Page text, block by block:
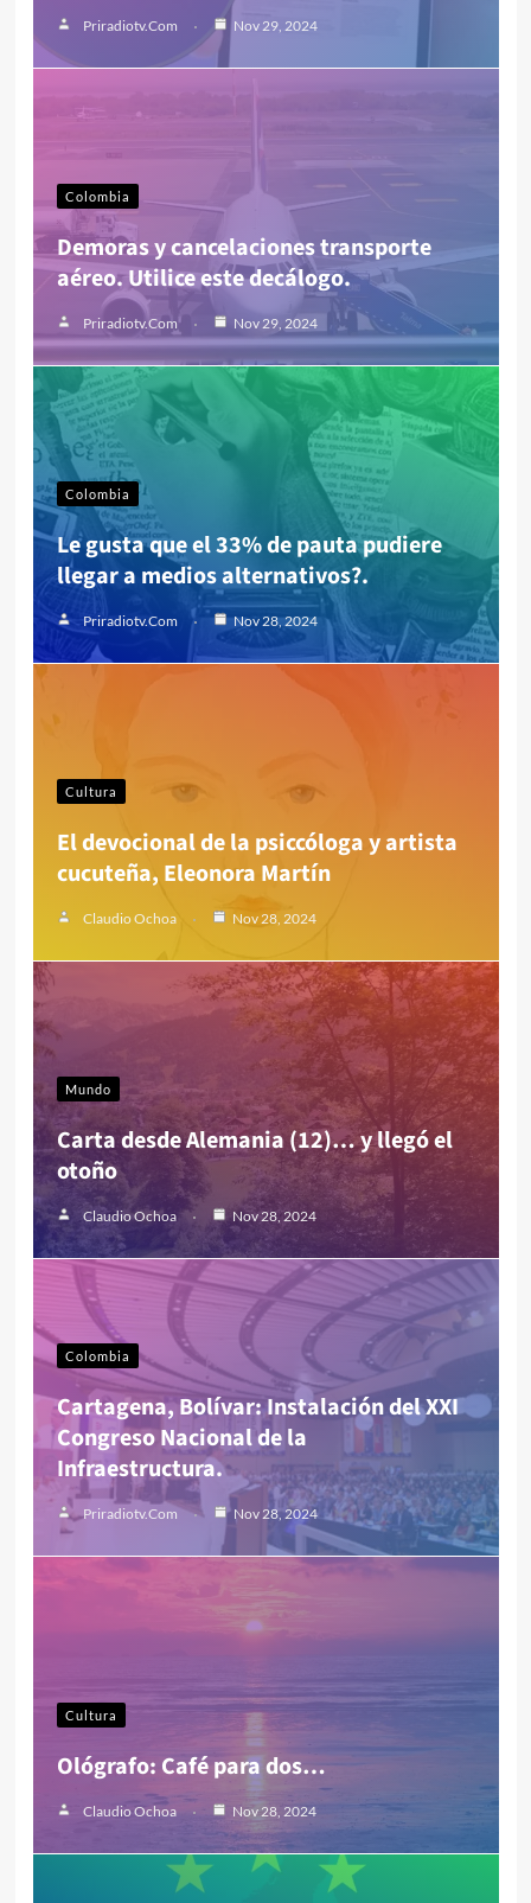
Priradiotv.com Nov 29, 2024
Colombia
Demoras y cancelaciones transporte
aéreo. Utilice este decálogo.
Priradiotv.com Nov 29, 2024
Colombia
Le gusta que el 33% de pauta pudiere
llegar a medios alternativos?.
Priradiotv.com Nov 28, 2024
Cultura
El devocional de la psiccóloga y artista
cucuteña, Eleonora Martín
Claudio Ochoa Nov 28, 2024
Mundo
Carta desde Alemania (12)… y llegó el
otoño
Claudio Ochoa Nov 28, 2024
Colombia
Cartagena, Bolívar: Instalación del XXI
Congreso Nacional de la
Infraestructura.
Priradiotv.com Nov 28, 2024
Cultura
Ológrafo: Café para dos…
Claudio Ochoa Nov 28, 2024